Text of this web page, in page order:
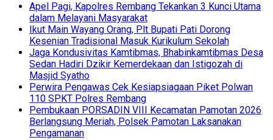
Apel Pagi, Kapolres Rembang Tekankan 3 Kunci Utama
dalam Melayani Masyarakat
Ikut Main Wayang Orang, Plt Bupati Pati Dorong
Kesenian Tradisional Masuk Kurikulum Sekolah
Jaga Kondusivitas Kamtibmas, Bhabinkamtibmas Desa
Sedan Hadiri Dzikir Kemerdekaan dan Istigozah di
Masjid Syatho
Perwira Pengawas Cek Kesiapsiagaan Piket Polwan
110 SPKT Polres Rembang
Pembukaan PORSADIN VIII Kecamatan Pamotan 2026
Berlangsung Meriah, Polsek Pamotan Laksanakan
Pengamanan